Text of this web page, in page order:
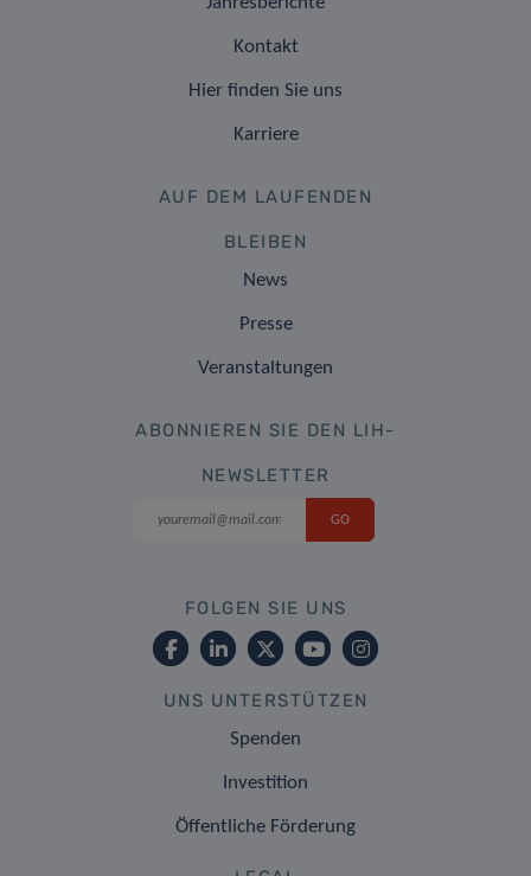
Kontakt
Hier finden Sie uns
Karriere
AUF DEM LAUFENDEN
BLEIBEN
News
Presse
Veranstaltungen
ABONNIEREN SIE DEN LIH-
NEWSLETTER
FOLGEN SIE UNS
UNS UNTERSTÜTZEN
Spenden
Investition
Öffentliche Förderung